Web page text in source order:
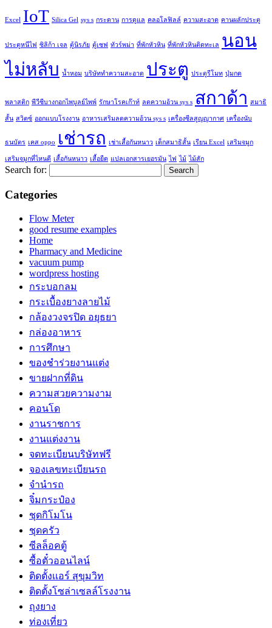
Excel IoT Silica Gel sys s กระดาน การดูแล คลอโลฟิลล์ ความสะอาด คานผลักประตู
ประตูหนีไฟ ซิลิก้า เจล ตู้นิรภัย ตู้เซฟ ทัวร์พม่า ที่พักหัวหิน ที่พักหัวหินติดทะเล นอน
ไม่หลับ น้ำหอม บริษัททำความสะอาด ประตู ประตูรีโมท ปุ่มกด
พลาสติก พีวีซีบางกอกไพบูลย์ไพพ์ รักษาโรคเก๊าท์ ลดความอ้วน sys s สกาด้า สมาธิ
สั้น สวิตซ์ ออกแบบโรงงาน อาหารเสริมลดความอ้วน sys s เครื่องซีลสูญญากาศ เครื่องนับ
ธนบัตร เคส oppo เช่ารถ เช่าเสื้อกันหนาว เด็กสมาธิสั้น เรียน Excel เสริมจมูก
เสริมจมูกที่ไหนดี เสื้อกันหนาว เสื้อยืด แปลเอกสารเยอรมัน ไฟ ไม้ ไม้สัก
Search for:
Categories
Flow Meter
good resume examples
Home
Pharmacy and Medicine
vacuum pump
wordpress hosting
กระบอกลม
กระเบื้องยางลายไม้
กล้องวงจรปิด อยุธยา
กล่องอาหาร
การศึกษา
ของชำร่วยงานแต่ง
ขายฝากที่ดิน
ความสวยความงาม
คอนโด
งานราชการ
งานแต่งงาน
จดทะเบียนบริษัทฟรี
จองเลขทะเบียนรถ
จำนำรถ
จิ๋มกระป๋อง
ชุดกิโมโน
ชุดครัว
ซีลล็อคตู้
ซื้อตั๋วออนไลน์
ติดตั้งเเอร์ สุขุมวิท
ติดตั้งโซล่าเซลล์โรงงาน
ถุงยาง
ท่องเที่ยว